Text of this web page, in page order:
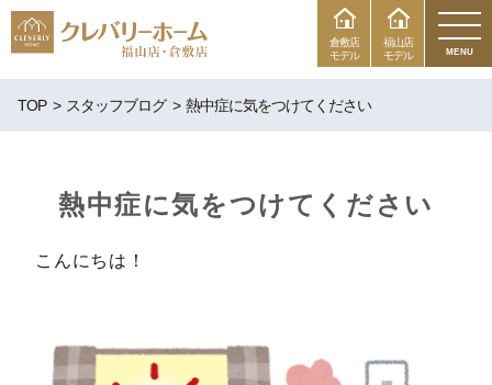
福山店
モデル
倉敷店
モデル
MENU
TOP スタッフブログ 熱中症に気をつけてください
熱中症に気をつけてください
こんにちは！